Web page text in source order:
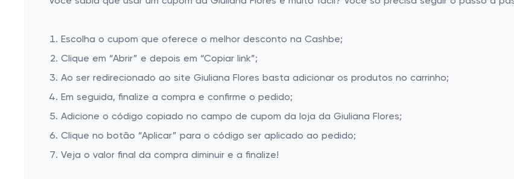
BRINQUEDOS
ALMOFADAS
SABONETES
PULSEIRAS
BABADORES
Escolha o cupom que oferece o melhor desconto na Cashbe;
Clique em “Abrir” e depois em “Copiar link”;
Ao ser redirecionado ao site Giuliana Flores basta adicionar os produtos no carrinho;
Em seguida, finalize a compra e confirme o pedido;
Adicione o código copiado no campo de cupom da loja da Giuliana Flores;
Clique no botão “Aplicar” para o código ser aplicado ao pedido;
Veja o valor final da compra diminuir e a finalize!